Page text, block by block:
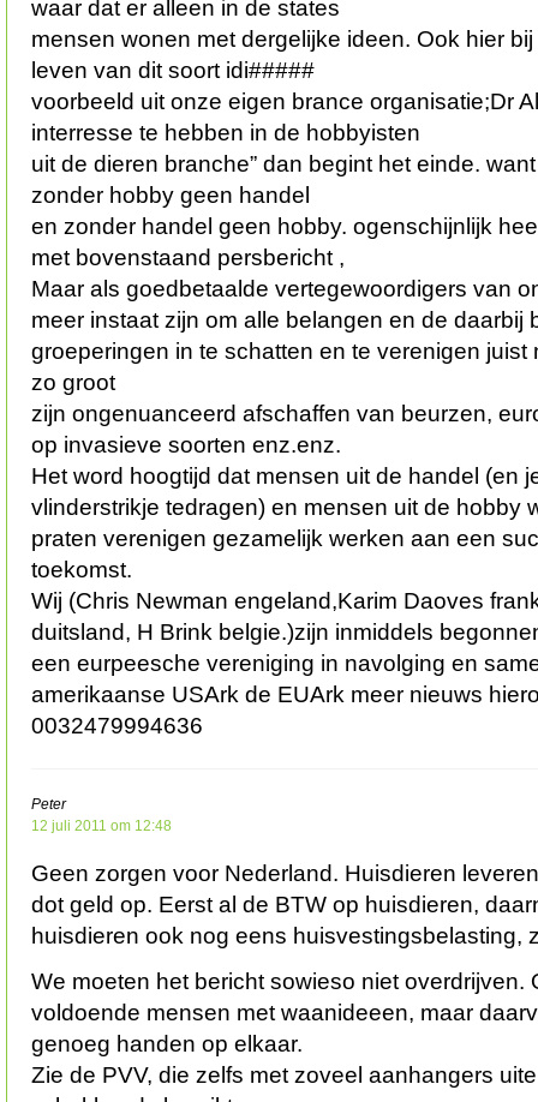
waar dat er alleen in de states
mensen wonen met dergelijke ideen. Ook hier
leven van dit soort idi#####
voorbeeld uit onze eigen brance organisatie;Dr
interresse te hebben in de hobbyisten
uit de dieren branche” dan begint het einde.
zonder hobby geen handel
en zonder handel geen hobby. ogenschijnlijk
met bovenstaand persbericht ,
Maar als goedbetaalde vertegewoordigers van
meer instaat zijn om alle belangen en de daarbij
groeperingen in te schatten en te verenigen juist
zo groot
zijn ongenuanceerd afschaffen van beurzen,
op invasieve soorten enz.enz.
Het word hoogtijd dat mensen uit de handel (en
vlinderstrikje tedragen) en mensen uit de hobby
praten verenigen gezamelijk werken aan een
toekomst.
Wij (Chris Newman engeland,Karim Daoves
duitsland, H Brink belgie.)zijn inmiddels
een eurpeesche vereniging in navolging en
amerikaanse USArk de EUArk meer nieuws
0032479994636
Peter
12 juli 2011 om 12:48
Geen zorgen voor Nederland. Huisdieren
dot geld op. Eerst al de BTW op huisdieren,
huisdieren ook nog eens huisvestingsbelasting,
We moeten het bericht sowieso niet overdrijven.
voldoende mensen met waanideeen, maar
genoeg handen op elkaar.
Zie de PVV, die zelfs met zoveel aanhangers